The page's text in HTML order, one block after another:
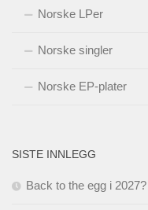
Norske LPer
Norske singler
Norske EP-plater
SISTE INNLEGG
Back to the egg i 2027?